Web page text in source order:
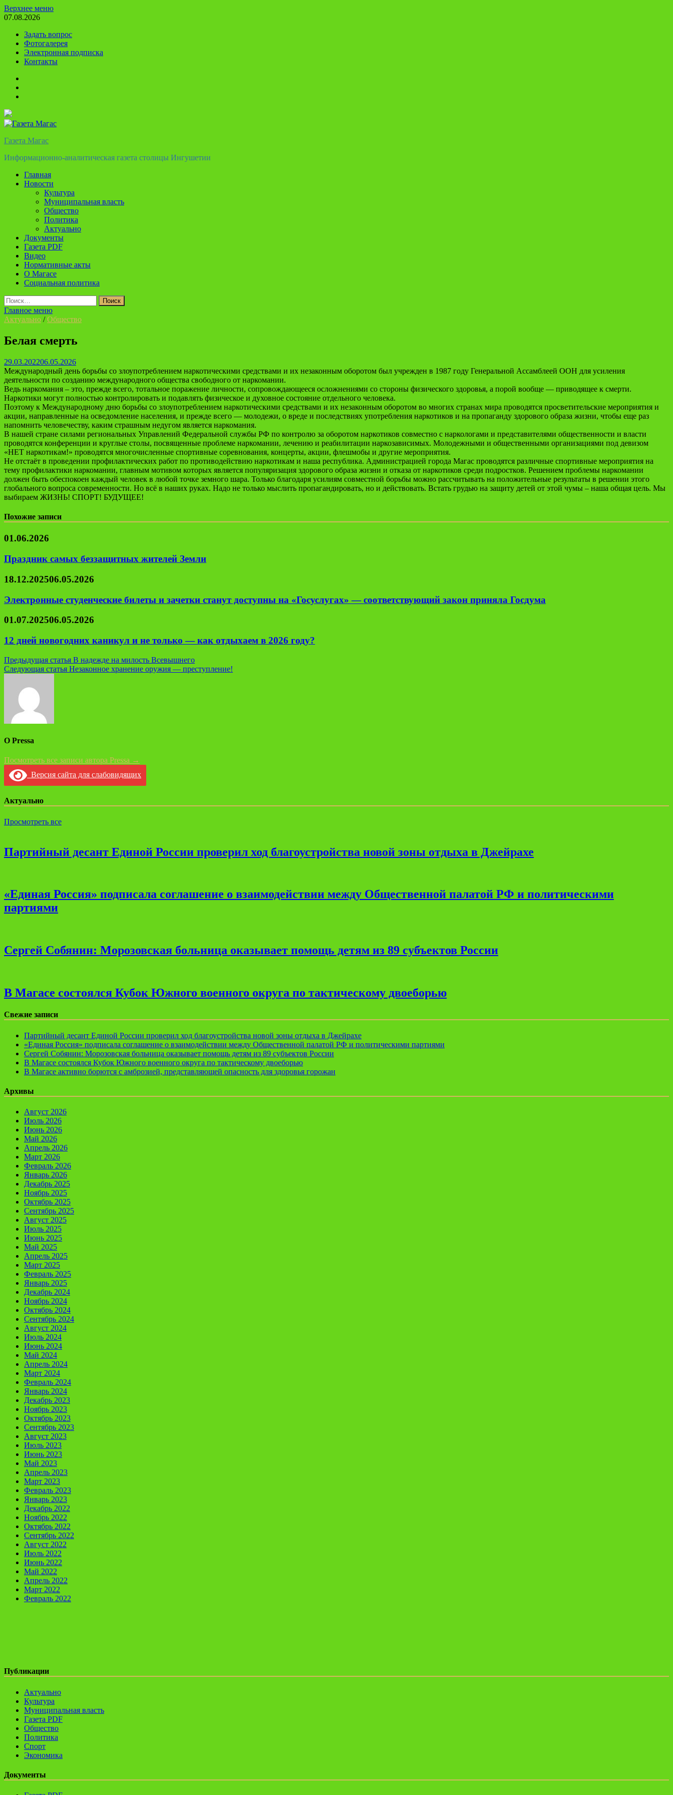
Перейти
к
Верхнее меню
07.08.2026
Задать вопрос
Фотогалерея
Электронная подписка
Контакты
Газета Магас
Информационно-аналитическая газета столицы Ингушетии
Главная
Новости
Культура
Муниципальная власть
Общество
Политика
Актуально
Документы
Газета PDF
Видео
Нормативные акты
О Магасе
Социальная политика
Найти:
Главное меню
Актуально /Общество
Белая смерть
29.03.202206.05.2026
Международный день борьбы со злоупотреблением наркотическими средствами и их незаконным оборотом был учрежден в 1987 году Генеральной Ассамблеей ООН для усиления
деятельности по созданию международного общества свободного от наркомании.
Ведь наркомания – это, прежде всего, тотальное поражение личности, сопровождающееся осложнениями со стороны физического здоровья, а порой вообще — приводящее к смерти.
Наркотики могут полностью контролировать и подавлять физическое и духовное состояние отдельного человека.
Поэтому к Международному дню борьбы со злоупотреблением наркотическими средствами и их незаконным оборотом во многих странах мира проводятся просветительские мероприятия и
акции, направленные на осведомление населения, и прежде всего — молодежи, о вреде и последствиях употребления наркотиков и на пропаганду здорового образа жизни, чтобы еще раз
напомнить человечеству, каким страшным недугом является наркомания.
В нашей стране силами региональных Управлений Федеральной службы РФ по контролю за оборотом наркотиков совместно с наркологами и представителями общественности и власти
проводятся конференции и круглые столы, посвященные проблеме наркомании, лечению и реабилитации наркозависимых. Молодежными и общественными организациями под девизом
«НЕТ наркотикам!» проводятся многочисленные спортивные соревнования, концерты, акции, флешмобы и другие мероприятия.
Не отстаёт в проведении профилактических работ по противодействию наркотикам и наша республика. Администрацией города Магас проводятся различные спортивные мероприятия на
тему профилактики наркомании, главным мотивом которых является популяризация здорового образа жизни и отказа от наркотиков среди подростков. Решением проблемы наркомании
должен быть обеспокоен каждый человек в любой точке земного шара. Только благодаря усилиям совместной борьбы можно рассчитывать на положительные результаты в решении этого
глобального вопроса современности. Но всё в наших руках. Надо не только мыслить пропагандировать, но и действовать. Встать грудью на защиту детей от этой чумы – наша общая цель. Мы
выбираем ЖИЗНЬ! СПОРТ! БУДУЩЕЕ!
Похожие записи
01.06.2026
Праздник самых беззащитных жителей Земли
18.12.202506.05.2026
Электронные студенческие билеты и зачетки станут доступны на «Госуслугах» — соответствующий закон приняла Госдума
01.07.202506.05.2026
12 дней новогодних каникул и не только — как отдыхаем в 2026 году?
Навигация
по
записям
Предыдущая статья В надежде на милость Всевышнего
Следующая статья Незаконное хранение оружия — преступление!
О Pressa
Посмотреть все записи автора Pressa →
Версия сайта для слабовидящих
Актуально
Просмотреть все
Партийный десант Единой России проверил ход благоустройства новой зоны отдыха в Джейрахе
«Единая Россия» подписала соглашение о взаимодействии между Общественной палатой РФ и политическими
партиями
Сергей Собянин: Морозовская больница оказывает помощь детям из 89 субъектов России
В Магасе состоялся Кубок Южного военного округа по тактическому двоеборью
Свежие записи
Партийный десант Единой России проверил ход благоустройства новой зоны отдыха в Джейрахе
«Единая Россия» подписала соглашение о взаимодействии между Общественной палатой РФ и политическими партиями
Сергей Собянин: Морозовская больница оказывает помощь детям из 89 субъектов России
В Магасе состоялся Кубок Южного военного округа по тактическому двоеборью
В Магасе активно борются с амброзией, представляющей опасность для здоровья горожан
Архивы
Август 2026
Июль 2026
Июнь 2026
Май 2026
Апрель 2026
Март 2026
Февраль 2026
Январь 2026
Декабрь 2025
Ноябрь 2025
Октябрь 2025
Сентябрь 2025
Август 2025
Июль 2025
Июнь 2025
Май 2025
Апрель 2025
Март 2025
Февраль 2025
Январь 2025
Декабрь 2024
Ноябрь 2024
Октябрь 2024
Сентябрь 2024
Август 2024
Июль 2024
Июнь 2024
Май 2024
Апрель 2024
Март 2024
Февраль 2024
Январь 2024
Декабрь 2023
Ноябрь 2023
Октябрь 2023
Сентябрь 2023
Август 2023
Июль 2023
Июнь 2023
Май 2023
Апрель 2023
Март 2023
Февраль 2023
Январь 2023
Декабрь 2022
Ноябрь 2022
Октябрь 2022
Сентябрь 2022
Август 2022
Июль 2022
Июнь 2022
Май 2022
Апрель 2022
Март 2022
Февраль 2022
Публикации
Актуально
Культура
Муниципальная власть
Газета PDF
Общество
Политика
Спорт
Экономика
Документы